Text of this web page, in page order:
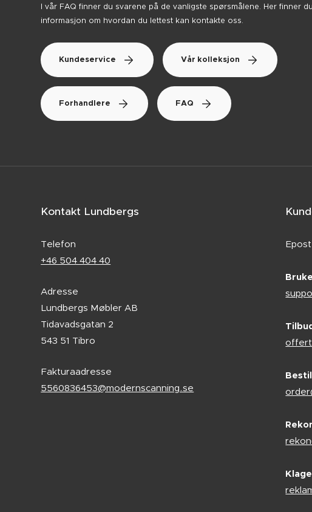
I vår FAQ finner du svarene på de vanligste spørsmålene. Her finner
informasjon om hvordan du lettest kan kontakte oss.
Kundeservice Vår kolleksjon
Forhandlere FAQ
Kontakt Lundbergs
Telefon
+46 504 404 40
Adresse
Lundbergs Møbler AB
Tidavadsgatan 2
543 51 Tibro
Fakturaadresse
5560836453@modernscanning.se
Epost
Tilbud
Klage